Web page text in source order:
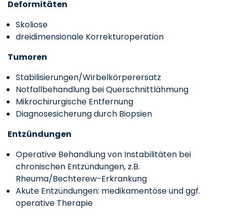
Deformitäten
Skoliose
dreidimensionale Korrekturoperation
Tumoren
Stabilisierungen/Wirbelkörperersatz
Notfallbehandlung bei Querschnittlähmung
Mikrochirurgische Entfernung
Diagnosesicherung durch Biopsien
Entzündungen
Operative Behandlung von Instabilitäten bei
chronischen Entzündungen, z.B.
Rheuma/Bechterew-Erkrankung
Akute Entzündungen: medikamentöse und ggf.
operative Therapie